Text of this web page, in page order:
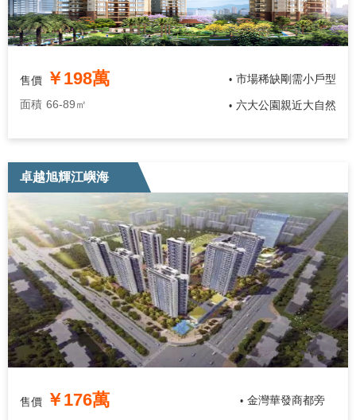
售價 ￥198萬
面積 66-89㎡
• 市場稀缺剛需小戶型
• 六大公園親近大自然
卓越旭輝江嶼海
售價 ￥176萬 • 金灣華發商都旁